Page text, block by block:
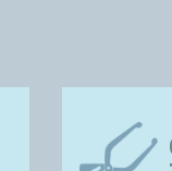
Shaper's
FRIENDLY